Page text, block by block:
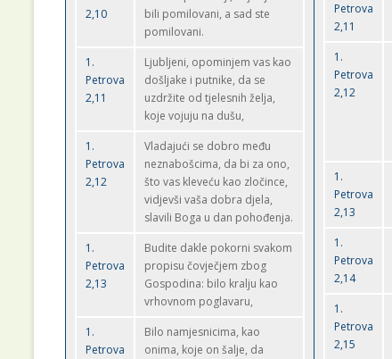
2,10
bili pomilovani, a sad ste
pomilovani.
1.
Petrova
2,11
Ljubljeni, opominjem vas kao
došljake i putnike, da se
uzdržite od tjelesnih želja,
koje vojuju na dušu,
1.
Petrova
2,12
Vladajući se dobro među
neznabošcima, da bi za ono,
što vas kleveću kao zločince,
vidjevši vaša dobra djela,
slavili Boga u dan pohođenja.
1.
Petrova
2,13
Budite dakle pokorni svakom
propisu čovječjem zbog
Gospodina: bilo kralju kao
vrhovnom poglavaru,
1.
Petrova
Bilo namjesnicima, kao
onima, koje on šalje, da
Petrova
2,11
1.
Petrova
2,12
1.
Petrova
2,13
1.
Petrova
2,14
1.
Petrova
2,15